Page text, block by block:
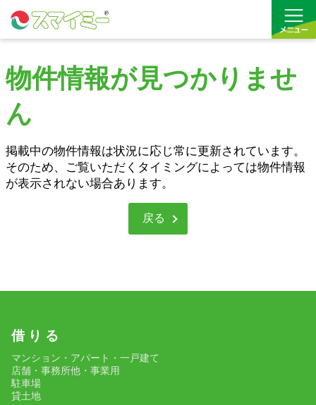
借りる
買う
お気に入り
物件情報が見つかりませ
ん
掲載中の物件情報は状況に応じ常に更新されています。
そのため、ご覧いただくタイミングによっては物件情報
が表示されない場合あります。
戻る
借 り る
マンション・アパート・一戸建て
店舗・事務所他・事業用
駐車場
貸土地